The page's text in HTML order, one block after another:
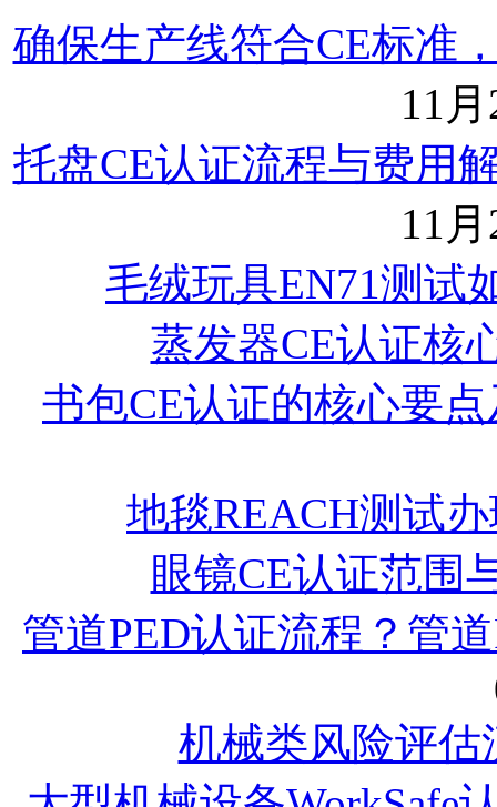
确保生产线符合CE标准
11
托盘CE认证流程与费用
11
毛绒玩具EN71测试
蒸发器CE认证核
书包CE认证的核心要
地毯REACH测试
眼镜CE认证范围
管道PED认证流程？管
机械类风险评估